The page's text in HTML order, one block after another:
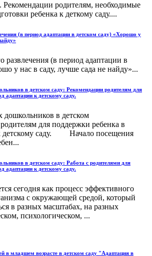
Рекомендации родителям, необходимые
ребенка к деткому саду....
(в период адаптации в детском саду) «Хорошо у
развлечения (в период адаптации в
у нас в саду, лучше сада не найду»...
в детском саду: Рекомендации родителям для
адаптации к детскому саду.
в детском
для поддержки ребенка в
детскому саду. Начало посещения
в детском саду: Работа с родителями для
адаптации к детскому саду.
сегодня как процесс эффективного
с окружающей средой, который
в разных масштабах, на разных
психологическом, ...
в младшем возрасте в детском саду "Адаптация в